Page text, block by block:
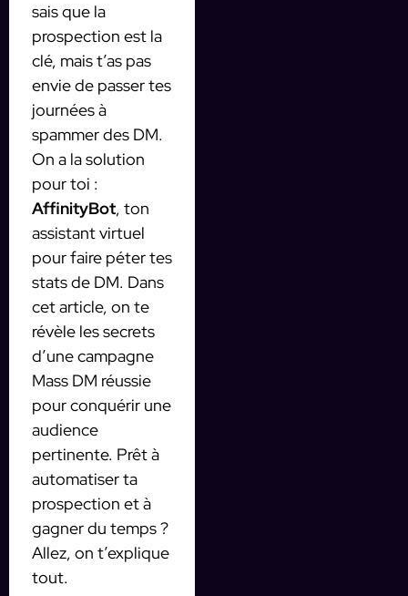
sais que la
prospection est la
clé, mais t’as pas
envie de passer tes
journées à
spammer des DM.
On a la solution
pour toi :
AffinityBot, ton
assistant virtuel
pour faire péter tes
stats de DM. Dans
cet article, on te
révèle les secrets
d’une campagne
Mass DM réussie
pour conquérir une
audience
pertinente. Prêt à
automatiser ta
prospection et à
gagner du temps ?
Allez, on t’explique
tout.